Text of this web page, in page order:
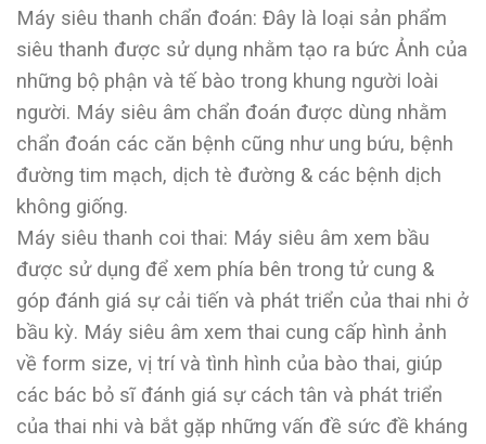
Máy siêu thanh chẩn đoán: Đây là loại sản phẩm
siêu thanh được sử dụng nhằm tạo ra bức Ảnh của
những bộ phận và tế bào trong khung người loài
người. Máy siêu âm chẩn đoán được dùng nhằm
chẩn đoán các căn bệnh cũng như ung bứu, bệnh
đường tim mạch, dịch tè đường & các bệnh dịch
không giống.
Máy siêu thanh coi thai: Máy siêu âm xem bầu
được sử dụng để xem phía bên trong tử cung &
góp đánh giá sự cải tiến và phát triển của thai nhi ở
bầu kỳ. Máy siêu âm xem thai cung cấp hình ảnh
về form size, vị trí và tình hình của bào thai, giúp
các bác bỏ sĩ đánh giá sự cách tân và phát triển
của thai nhi và bắt gặp những vấn đề sức đề kháng